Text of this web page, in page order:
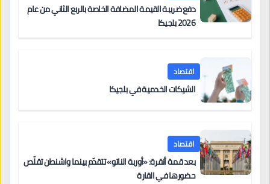
دفع ضريبة القيمة المضافة الخاصة بالربع الثاني من عام
2026 بلجيكا
اقتصاد
الشيكات الخدمية في بلجيكا
اقتصاد
بعد قمة أنقرة: «أوربة الناتو» تتقدّم بينما واشنطن تقلّص
حضورها في القارة